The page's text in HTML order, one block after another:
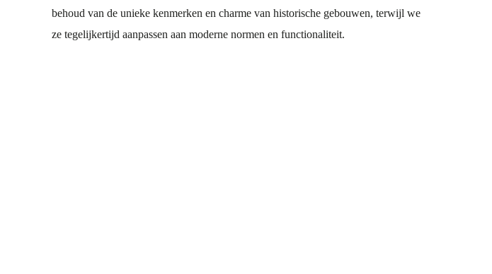
behoud van de unieke kenmerken en charme van historische gebouwen, terwijl we
ze tegelijkertijd aanpassen aan moderne normen en functionaliteit.